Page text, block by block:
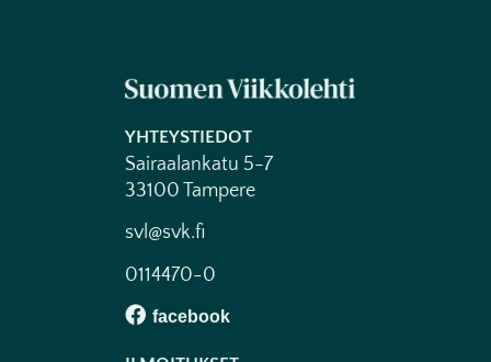
YHTEYSTIEDOT
Sairaalankatu 5-7
33100 Tampere
svl@svk.fi
0114470-0